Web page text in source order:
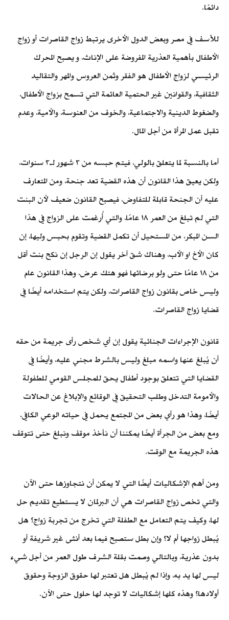
دائمًا.
للأسف في مصر وبعض الدول الأخرى يرتبط زواج القاصرات أو زواج
الأطفال بأهمية العذرية المفروضة على الإناث، و يصبح المحرك
الرئيسي لزواج الأطفال هو الفقر وثمن العروس والمهر والتقاليد
الثقافية، والقوانين غير الحتمية العائمة التي تسمح بزواج الأطفال،
والضغوط الدينية والاجتماعية، والخوف من العنوسة، والأمية، وعدم
تقبل عمل المرأة من أجل المال.
أما بالنسبة لما يتعلق بالولي، فيتم حبسه من ٣ شهور لـ٣ سنوات،
ولكن يعيق هذا القانون أن هذه القضية تعد جنحة، ومن المتعارف
عليه أن الجنحة قابلة للتفاوض، فيصبح القانون ضعيف لأن البنت
التي لم تبلغ من العمر ١٨ عامًا، والتي أُرغمت على الزواج في هذا
السن المبكر، من المستحيل أن تكمل القضية وتقوم بحبس وليها، إن
كان الأخ او الأب، وهناك شق آخر يقول إن الرجل إن نكح بنت أقل
من ١٨ عامًا حتى ولو برضائها فهو هتك عرض، وهذا القانون عام
وليس خاص بقانون زواج القاصرات، ولكن يتم استخدامه أيضًا في
قضايا زواج القاصرات.
قانون الإجراءات الجنائية يقول إن أي شخص رأى جريمة من حقه
أن يُبلغ عنها واسمه مبلغ وليس بالشرط مجني عليه، وأيضًا في
القضايا التي تتعلق بوجود أطفال يحق للمجلس القومي للطفولة
والأمومة التدخل وطلب التحقيق في الوقائع والإبلاغ عن الحالات
أيضًا، وهذا هو رأي بعض من المجتمع يحمل في حياته الوعي الكافي،
ومع بعض من الجرأة أيضًا يمكننا أن نأخذ موقف ونبلغ حتى تتوقف
هذه الجريمة مع الوقت.
ومن أهم الإشكاليات أيضًا التي لا يمكن أن نتجاوزها حتى الآن
والتي تخص زواج القاصرات هي أن البرلمان لا يستطيع تقديم حل
لها، وكيف يتم التعامل مع الطفلة التي تخرج من تجربة زواج؟ هل
يُبطل زواجها أم لا؟ وإن بطل ستصبح فيما بعد أنثى غير شريفة أو
بدون عذرية، وبالتالي وصمت بقلة الشرف طول العمر من أجل شيء
ليس لها يد به، وإذا لم يُبطل هل تعتبر لها حقوق الزوجة وحقوق
أولادها؟ وهذه كلها إشكاليات لا توجد لها حلول حتى الآن.